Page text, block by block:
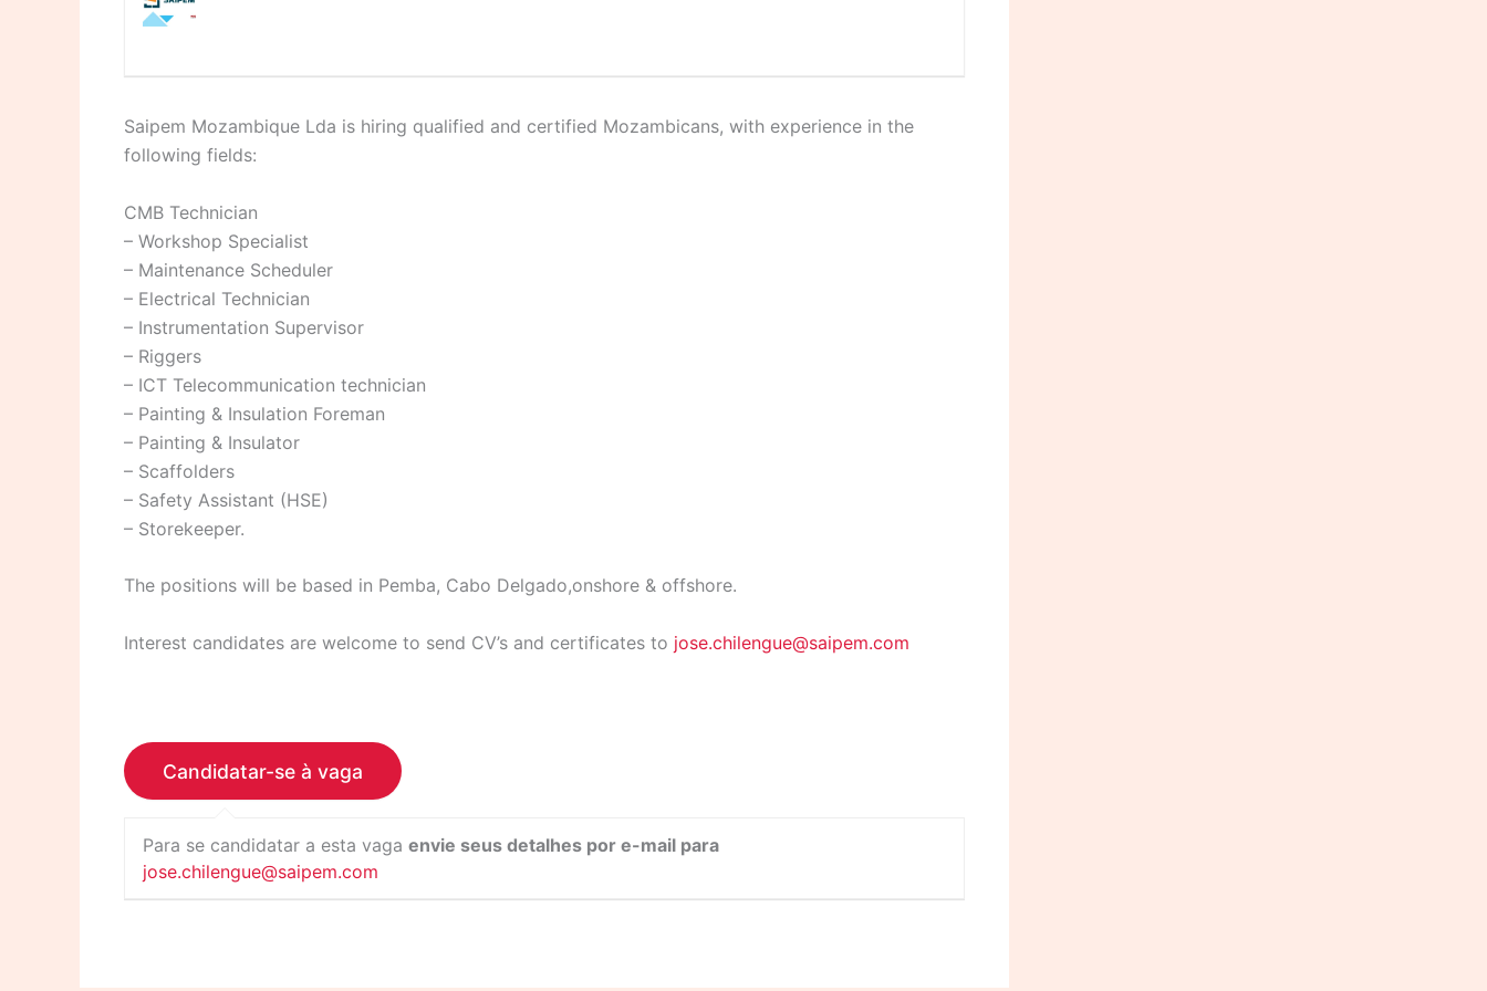
Saipem Mozambique Lda is hiring qualified and certified Mozambicans, with experience in the
following fields:
CMB Technician
– Workshop Specialist
– Maintenance Scheduler
– Electrical Technician
– Instrumentation Supervisor
– Riggers
– ICT Telecommunication technician
– Painting & Insulation Foreman
– Painting & Insulator
– Scaffolders
– Safety Assistant (HSE)
– Storekeeper.
The positions will be based in Pemba, Cabo Delgado,onshore & offshore.
Interest candidates are welcome to send CV’s and certificates to jose.chilengue@saipem.com
Para se candidatar a esta vaga envie seus detalhes por e-mail para
jose.chilengue@saipem.com